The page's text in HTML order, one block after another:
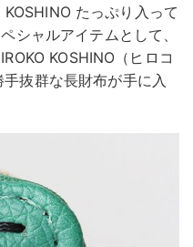
たっぷり入って
シャルアイテムとして、
KOSHINO（ヒロコ
抜群な長財布が手に入